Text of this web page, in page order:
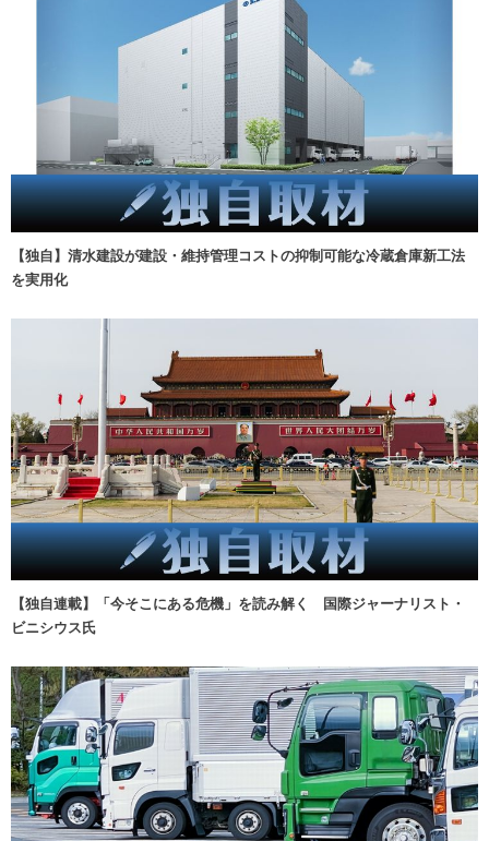
【独自】清水建設が建設・維持管理コストの抑制可能な冷蔵倉庫新工法
を実用化
【独自連載】「今そこにある危機」を読み解く 国際ジャーナリスト・
ビニシウス氏